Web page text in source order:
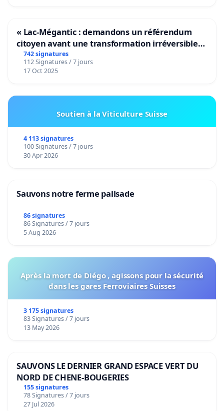
« Lac-Mégantic : demandons un référendum
citoyen avant une transformation irréversible
de notre territoire »
742 signatures
112 Signatures / 7 jours
17 Oct 2025
Soutien à la Viticulture Suisse
4 113 signatures
100 Signatures / 7 jours
30 Apr 2026
Sauvons notre ferme pallsade
86 signatures
86 Signatures / 7 jours
5 Aug 2026
Après la mort de Diégo , agissons pour la sécurité
dans les gares Ferroviaires Suisses
3 175 signatures
83 Signatures / 7 jours
13 May 2026
SAUVONS LE DERNIER GRAND ESPACE VERT DU
NORD DE CHENE-BOUGERIES
155 signatures
78 Signatures / 7 jours
27 Jul 2026